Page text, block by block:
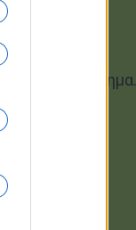
Stage
στο άθλημα.
Stage